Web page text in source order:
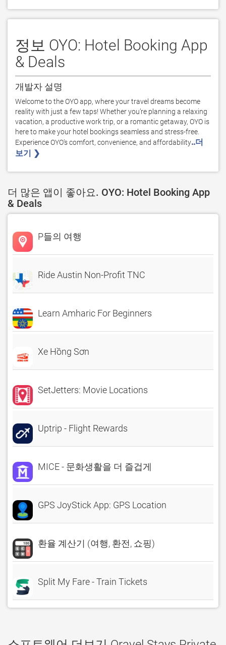
정보 OYO: Hotel Booking App
& Deals
개발자 설명
Welcome to the OYO app, where your travel dreams become
reality with just a few taps! Whether you’re planning a relaxing
vacation, a productive work trip, or a romantic getaway, OYO is
here to make your hotel bookings seamless and stress-free.
Experience OYO’s comfort, convenience, and affordability..더
보기 ❯
더 많은 앱이 좋아요. OYO: Hotel Booking App
& Deals
P들의 여행
Ride Austin Non-Profit TNC
Learn Amharic For Beginners
Xe Hồng Sơn
SetJetters: Movie Locations
Uptrip - Flight Rewards
MICE - 문화생활을 더 즐겁게
GPS JoyStick App: GPS Location
환율 계산기 (여행, 환전, 쇼핑)
Split My Fare - Train Tickets